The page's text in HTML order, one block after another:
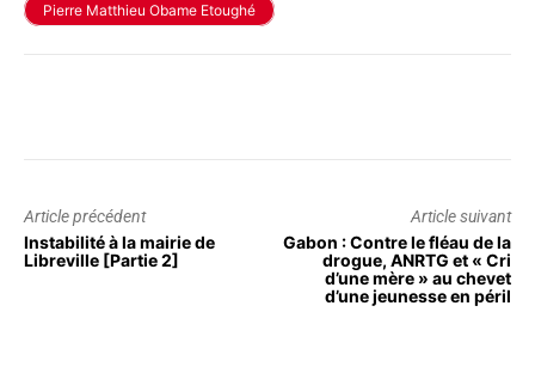
Pierre Matthieu Obame Etoughé
Article précédent
Instabilité à la mairie de
Libreville [Partie 2]
Article suivant
Gabon : Contre le fléau de la
drogue, ANRTG et « Cri
d’une mère » au chevet
d’une jeunesse en péril